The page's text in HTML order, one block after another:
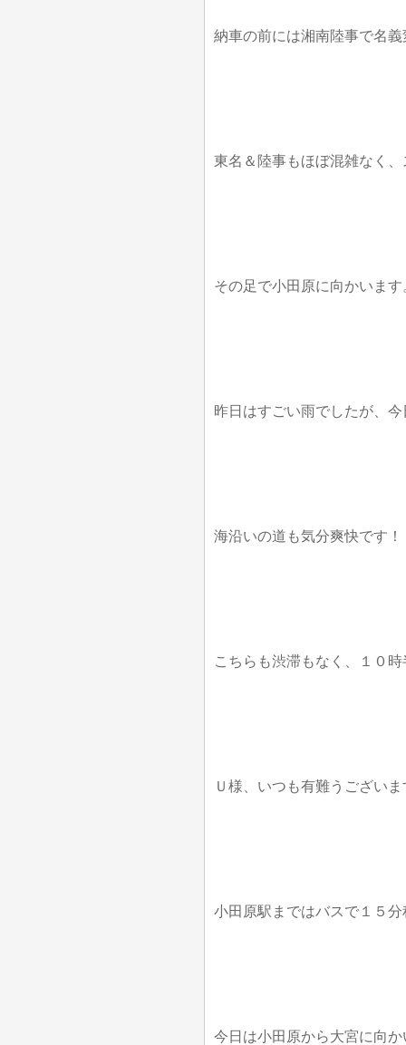
納車の前には湘南陸事で名
東名＆陸事もほぼ混雑なく
その足で小田原に向かいます
昨日はすごい雨でしたが、
海沿いの道も気分爽快です！
こちらも渋滞もなく、１０
Ｕ様、いつも有難うござい
小田原駅まではバスで１５分
今日は小田原から大宮に向